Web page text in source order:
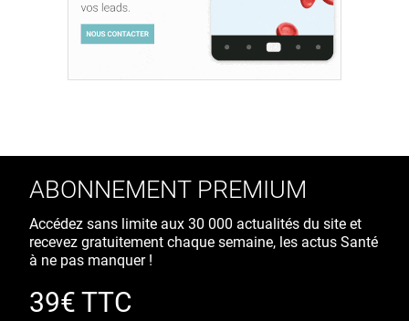
ABONNEMENT PREMIUM
Accédez sans limite aux 30 000 actualités du site et
recevez gratuitement chaque semaine, les actus Santé
à ne pas manquer !
39€ TTC